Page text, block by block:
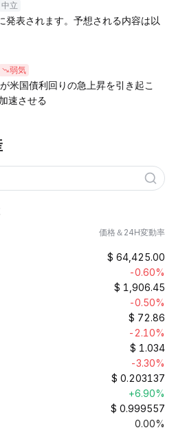
中立
発表されます。予想される内容は以
弱気
米国債利回りの急上昇を引き起こ
速させる
価格＆24H変動率
$ 64,425.00
-0.60%
$ 1,906.45
-0.50%
$ 72.86
-2.10%
$ 1.034
-3.30%
$ 0.203137
+6.90%
$ 0.999557
0.00%